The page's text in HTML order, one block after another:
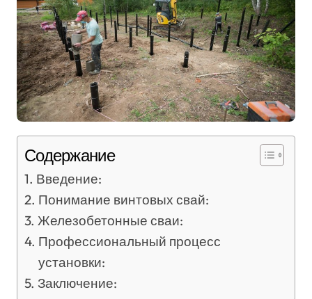
Содержание
Введение:
Понимание винтовых свай:
Железобетонные сваи:
Профессиональный процесс
установки:
Заключение: